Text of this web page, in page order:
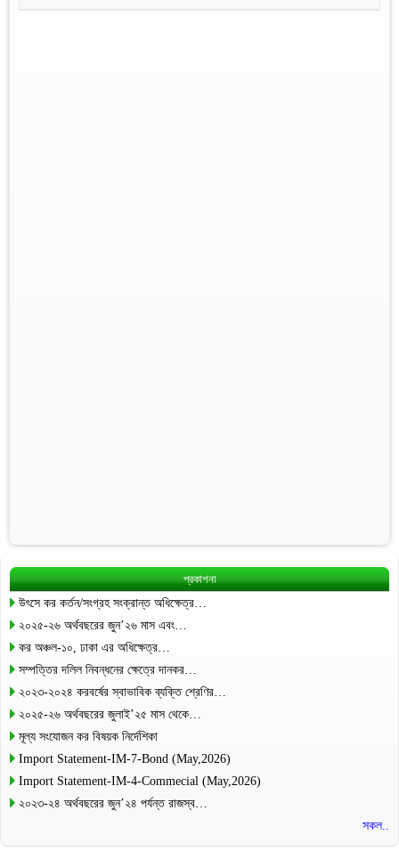
প্রকাশনা
উৎসে কর কর্তন/সংগ্রহ সংক্রান্ত অধিক্ষেত্র…
২০২৫-২৬ অর্থবছরের জুন’২৬ মাস এবং…
কর অঞ্চল-১০, ঢাকা এর অধিক্ষেত্র…
সম্পত্তির দলিল নিবন্ধনের ক্ষেত্রে দানকর…
২০২৩-২০২৪ করবর্ষের স্বাভাবিক ব্যক্তি শ্রেণির…
২০২৫-২৬ অর্থবছরের জুলাই’২৫ মাস থেকে…
মূল্য সংযোজন কর বিষয়ক নির্দেশিকা
Import Statement-IM-7-Bond (May,2026)
Import Statement-IM-4-Commecial (May,2026)
২০২৩-২৪ অর্থবছরের জুন’২৪ পর্যন্ত রাজস্ব…
সকল..